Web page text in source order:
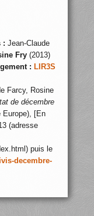
: Jean-Claude
Fry(2013)
: LIR3S
Farcy, Rosine
de décembre
Europe), [En
(adresse
puis le
decembre-